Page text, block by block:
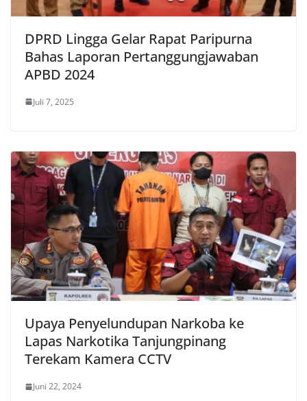
DPRD Lingga Gelar Rapat Paripurna
Bahas Laporan Pertanggungjawaban
APBD 2024
Juli 7, 2025
Upaya Penyelundupan Narkoba ke
Lapas Narkotika Tanjungpinang
Terekam Kamera CCTV
Juni 22, 2024